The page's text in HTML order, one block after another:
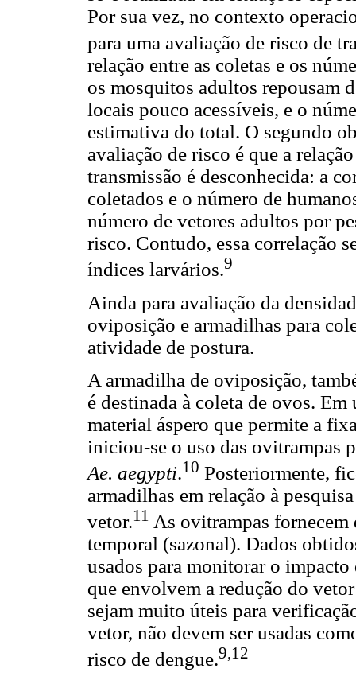
Por sua vez, no contexto
para uma avaliação de risco de
relação entre as coletas e os
os mosquitos adultos repousam
locais pouco acessíveis, e o
estimativa do total. O segundo
avaliação de risco é que a
transmissão é desconhecida: a
coletados e o número de
número de vetores adultos por
risco. Contudo, essa correlação
índices larvários.9
Ainda para avaliação da
oviposição e armadilhas para
atividade de postura.
A armadilha de oviposição,
é destinada à coleta de ovos.
material áspero que permite a
iniciou-se o uso das ovitrampas
Ae. aegypti.10 Posteriormente,
armadilhas em relação à
vetor.11 As ovitrampas
temporal (sazonal). Dados
usados para monitorar o
que envolvem a redução do
sejam muito úteis para
vetor, não devem ser usadas
risco de dengue.9,12